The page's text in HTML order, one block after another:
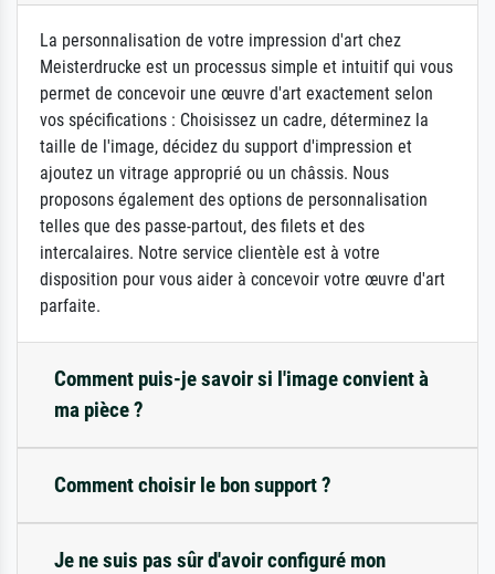
La personnalisation de votre impression d'art chez
Meisterdrucke est un processus simple et intuitif qui vous
permet de concevoir une œuvre d'art exactement selon
vos spécifications : Choisissez un cadre, déterminez la
taille de l'image, décidez du support d'impression et
ajoutez un vitrage approprié ou un châssis. Nous
proposons également des options de personnalisation
telles que des passe-partout, des filets et des
intercalaires. Notre service clientèle est à votre
disposition pour vous aider à concevoir votre œuvre d'art
parfaite.
Comment puis-je savoir si l'image convient à
ma pièce ?
Comment choisir le bon support ?
Je ne suis pas sûr d'avoir configuré mon